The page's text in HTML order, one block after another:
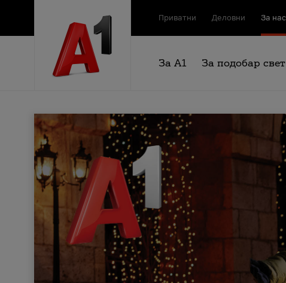
Приватни Деловни За нас
За А1 За подобар свет